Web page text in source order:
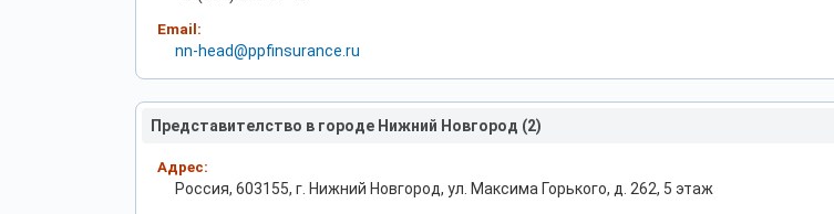
Email:
nn-head@ppfinsurance.ru
Представителство в городе Нижний Новгород (2)
Адрес:
Россия, 603155, г. Нижний Новгород, ул. Максима Горького, д. 262, 5 этаж